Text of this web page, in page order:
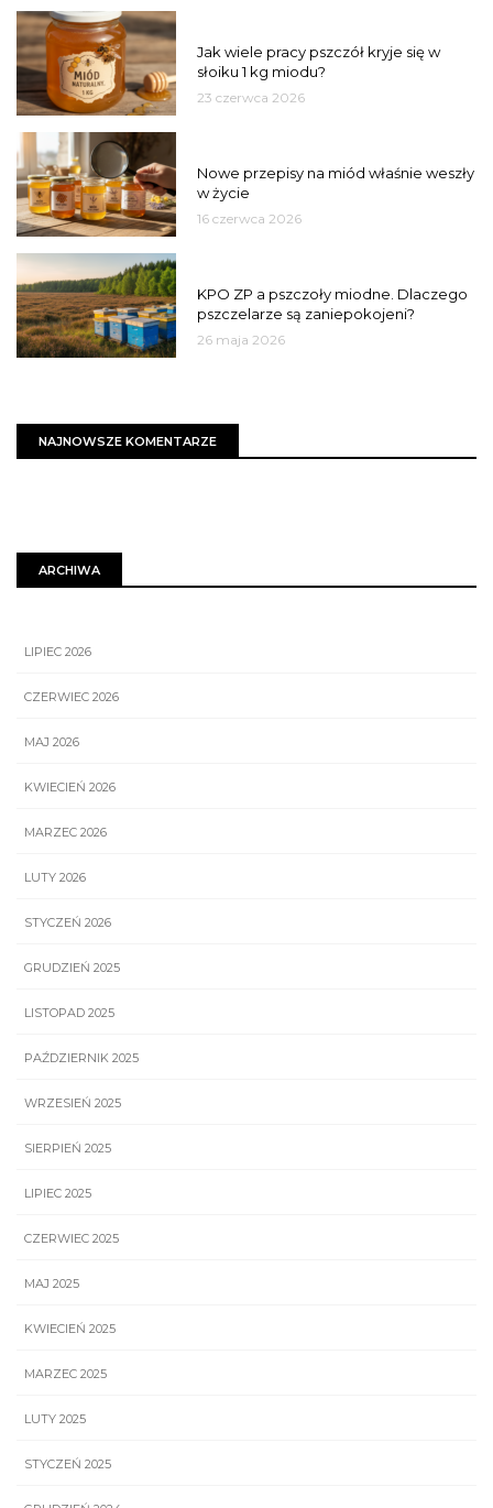
Jak wiele pracy pszczół kryje się w
słoiku 1 kg miodu?
23 czerwca 2026
Nowe przepisy na miód właśnie weszły
w życie
16 czerwca 2026
KPO ZP a pszczoły miodne. Dlaczego
pszczelarze są zaniepokojeni?
26 maja 2026
NAJNOWSZE KOMENTARZE
ARCHIWA
LIPIEC 2026
CZERWIEC 2026
MAJ 2026
KWIECIEŃ 2026
MARZEC 2026
LUTY 2026
STYCZEŃ 2026
GRUDZIEŃ 2025
LISTOPAD 2025
PAŹDZIERNIK 2025
WRZESIEŃ 2025
SIERPIEŃ 2025
LIPIEC 2025
CZERWIEC 2025
MAJ 2025
KWIECIEŃ 2025
MARZEC 2025
LUTY 2025
STYCZEŃ 2025